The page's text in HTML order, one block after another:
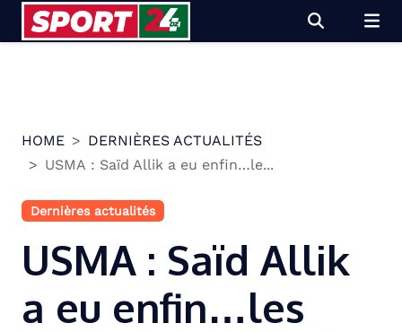
HOME
DERNIÈRES ACTUALITÉS
USMA : Saïd Allik a eu enfin…le...
Dernières actualités
USMA : Saïd Allik
a eu enfin…les